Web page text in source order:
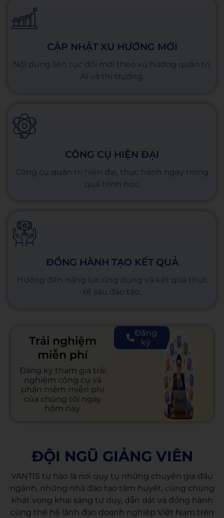
CẬP NHẬT XU HƯỚNG MỚI
Nội dung liên tục đổi mới theo xu hướng quản trị,
AI và thị trường.
CÔNG CỤ HIỆN ĐẠI
Công cụ quản trị hiện đại, thực hành ngay trong
quá trình học.
ĐỒNG HÀNH TẠO KẾT QUẢ
Hướng đến năng lực ứng dụng và kết quả thực
tế sau đào tạo.
Trải nghiệm
miễn phí
Đăng ký tham gia trải
nghiệm công cụ và
phần mềm miễn phí
của chúng tôi ngay
hôm nay.
Đăng
ký
ĐỘI NGŨ GIẢNG VIÊN
VANTIS tự hào là nơi quy tụ những chuyên gia đầu
ngành, những nhà đào tạo tâm huyết, cùng chung
khát vọng khai sáng tư duy, dẫn dắt và đồng hành
cùng thế hệ lãnh đạo doanh nghiệp Việt Nam trên